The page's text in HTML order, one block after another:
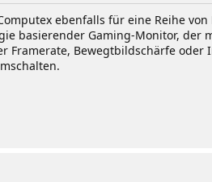
ebenfalls für eine Reihe
basierender Gaming-Monitor, der
Framerate, Bewegtbildschärfe